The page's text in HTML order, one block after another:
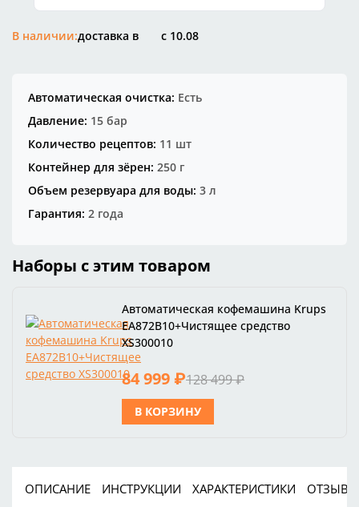
В наличии:доставка в
Автоматическая очистка: Есть
Давление: 15 бар
Количество рецептов: 11 шт
Контейнер для зёрен: 250 г
Объем резервуара для воды: 3 л
Гарантия: 2 года
Наборы с этим товаром
Автоматическая кофемашина Krups
EA872B10+Чистящее средство
XS300010
84 999 ₽128 499 ₽
В КОРЗИНУ
ОПИСАНИЕ ИНСТРУКЦИИ ХАРАКТЕРИСТИКИ ОТЗЫВЫ
25
8 800 302-02-51